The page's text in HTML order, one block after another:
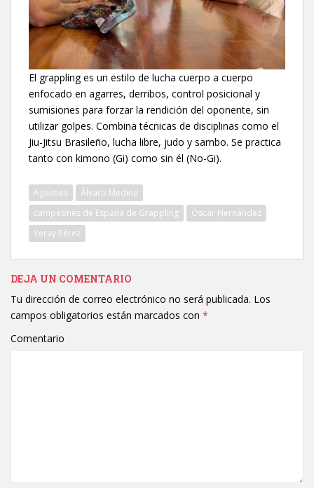
El grappling es un estilo de lucha cuerpo a cuerpo
enfocado en agarres, derribos, control posicional y
sumisiones para forzar la rendición del oponente, sin
utilizar golpes. Combina técnicas de disciplinas como el
Jiu-Jitsu Brasileño, lucha libre, judo y sambo. Se practica
tanto con kimono (Gi) como sin él (No-Gi).
Agüimes
Álvaro Medina
campeones de España de Grappling
Óscar Hernández
Yeray Pérez
DEJA UN COMENTARIO
Tu dirección de correo electrónico no será publicada. Los
campos obligatorios están marcados con *
Comentario